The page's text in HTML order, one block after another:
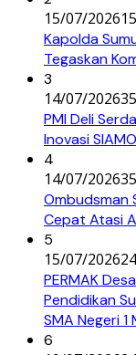
15/07/2026
Kapolda
Tegaskan
3
14/07/2026
PMI Deli
Inovasi
4
14/07/2026
Ombudsman
Cepat Atasi
5
15/07/2026
PERMAK
Pendidikan
SMA Negeri 1
6